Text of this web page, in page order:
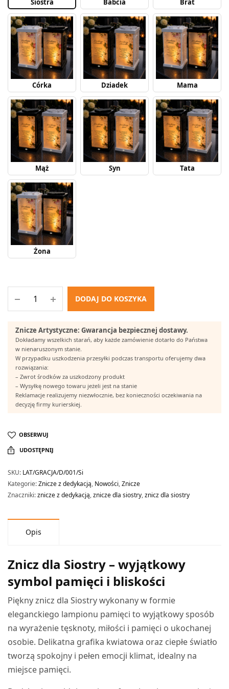
Córka Dziadek Mama
Mąż Syn Tata
Żona
DODAJ DO KOSZYKA
Znicze Artystyczne: Gwarancja bezpiecznej dostawy.
Dokładamy wszelkich starań, aby każde zamówienie dotarło do Państwa
w nienaruszonym stanie.
W przypadku uszkodzenia przesyłki podczas transportu oferujemy dwa
rozwiązania:
– Zwrot środków za uszkodzony produkt
– Wysyłkę nowego towaru jeżeli jest na stanie
Reklamacje realizujemy niezwłocznie, bez konieczności oczekiwania na
decyzję firmy kurierskiej.
OBSERWUJ
UDOSTĘPNIJ
SKU: LAT/GRACJA/D/001/Si
Kategorie:Znicze z dedykacją, Nowości,Znicze
Znaczniki:znicze z dedykacją,znicze dla siostry,znicz dla siostry
Opis
Znicz dla Siostry – wyjątkowy
symbol pamięci i bliskości
Piękny znicz dla Siostry wykonany w formie
eleganckiego lampionu pamięci to wyjątkowy sposób
na wyrażenie tęsknoty, miłości i pamięci o ukochanej
osobie. Delikatna grafika kwiatowa oraz ciepłe światło
tworzą spokojny i pełen emocji klimat, idealny na
miejsce pamięci.